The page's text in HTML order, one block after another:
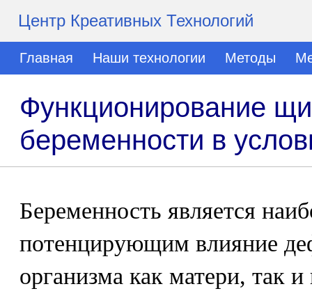
Центр Креативных Технологий
Главная Наши технологии Методы
Функционирование
беременности в
Беременность является
потенцирующим влияние
организма как матери, так